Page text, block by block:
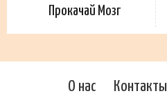
Прокачай Мозг
О нас Контакты